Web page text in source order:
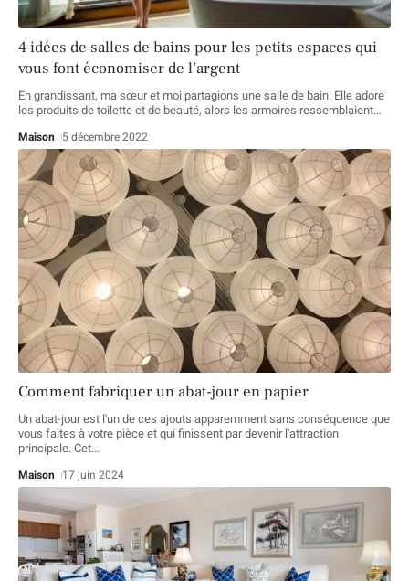
4 idées de salles de bains pour les petits espaces qui
vous font économiser de l’argent
En grandissant, ma sœur et moi partagions une salle de bain. Elle adore
les produits de toilette et de beauté, alors les armoires ressemblaient…
Maison 5 décembre 2022
Comment fabriquer un abat-jour en papier
Un abat-jour est l'un de ces ajouts apparemment sans conséquence que
vous faites à votre pièce et qui finissent par devenir l'attraction
principale. Cet…
Maison 17 juin 2024